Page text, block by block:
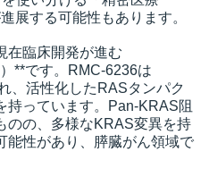
展する可能性もあります。
在臨床開発が進む
**です。RMC-6236は
、活性化したRASタンパク
持っています。Pan-KRAS阻
のの、多様なKRAS変異を持
能性があり、膵臓がん領域で